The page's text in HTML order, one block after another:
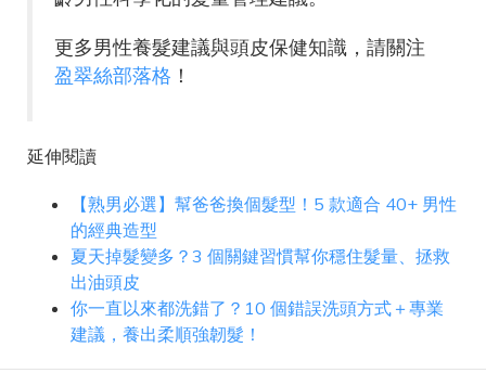
更多男性養髮建議與頭皮保健知識，請關注
盈翠絲部落格 ！
延伸閱讀
【熟男必選】幫爸爸換個髮型！5 款適合 40+ 男性
的經典造型
夏天掉髮變多？3 個關鍵習慣幫你穩住髮量、拯救
出油頭皮
你一直以來都洗錯了？10 個錯誤洗頭方式＋專業
建議，養出柔順強韌髮！